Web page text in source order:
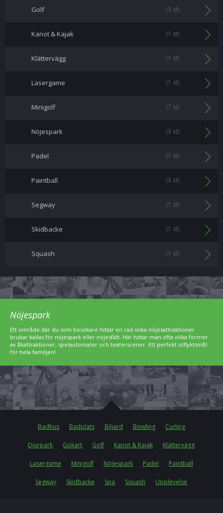
Golf (3 st)
Kanot & Kajak (1 st)
Klättervägg (1 st)
Lasergame (1 st)
Minigolf (7 st)
Nöjespark (3 st)
Padel (1 st)
Paintball (3 st)
Segway (1 st)
Skidbacke (1 st)
Squash (1 st)
Nöjespark
Ett område där du som besökare hittar en rad olika nöjesattraktioner
brukar kallas för nöjespark eller nöjesfält. Här hittar man ofta olika former
av åkattraktioner, spelautomater och teaterscener. Ett perfekt utflyktsmål
för hela familjen!
Badhus Badplats Biljard Bowling Curling
Djurpark Gokart Golf Kanot & Kajak Klättervägg
Lasergame Minigolf Nöjespark Padel Paintball
Segway Skidbacke Spa Squash Upplevelse